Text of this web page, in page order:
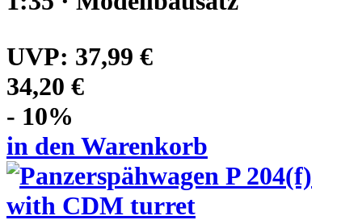
UVP: 37,99 €
34,20 €
- 10%
in den Warenkorb